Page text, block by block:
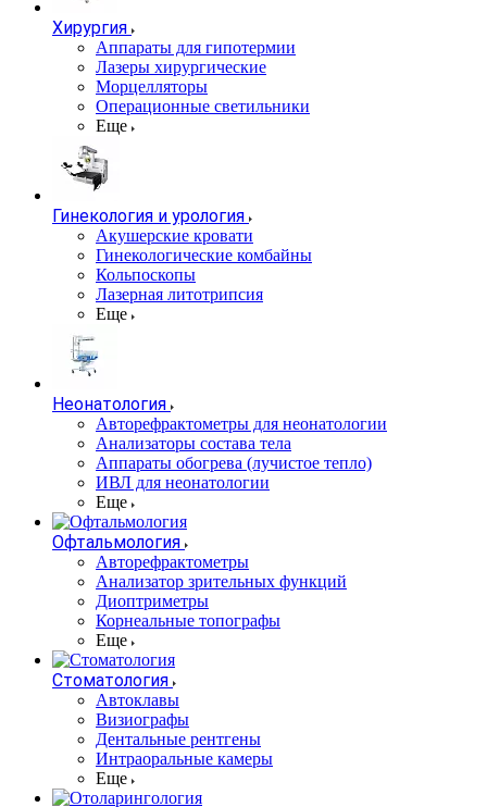
Хирургия
Аппараты для гипотермии
Лазеры хирургические
Морцелляторы
Операционные светильники
Еще
Гинекология и урология
Акушерские кровати
Гинекологические комбайны
Кольпоскопы
Лазерная литотрипсия
Еще
Неонатология
Авторефрактометры для неонатологии
Анализаторы состава тела
Аппараты обогрева (лучистое тепло)
ИВЛ для неонатологии
Еще
Офтальмология
Авторефрактометры
Анализатор зрительных функций
Диоптриметры
Корнеальные топографы
Еще
Стоматология
Автоклавы
Визиографы
Дентальные рентгены
Интраоральные камеры
Еще